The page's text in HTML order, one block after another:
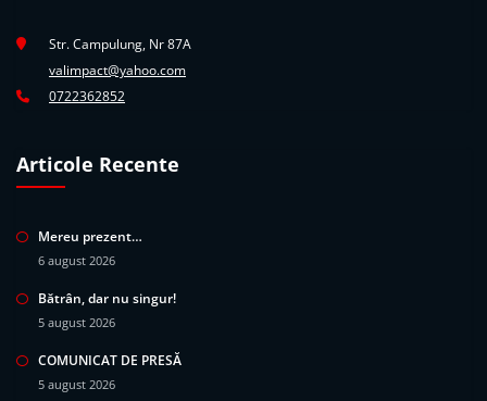
Str. Campulung, Nr 87A
valimpact@yahoo.com
0722362852
Articole Recente
Mereu prezent…
6 august 2026
Bătrân, dar nu singur!
5 august 2026
COMUNICAT DE PRESĂ
5 august 2026